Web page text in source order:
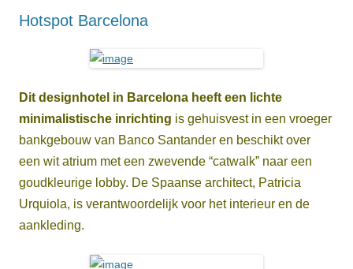
Hotspot Barcelona
Dit designhotel in Barcelona heeft een lichte
minimalistische inrichting is gehuisvest in een vroeger
bankgebouw van Banco Santander en beschikt over
een wit atrium met een zwevende “catwalk” naar een
goudkleurige lobby. De Spaanse architect, Patricia
Urquiola, is verantwoordelijk voor het interieur en de
aankleding.